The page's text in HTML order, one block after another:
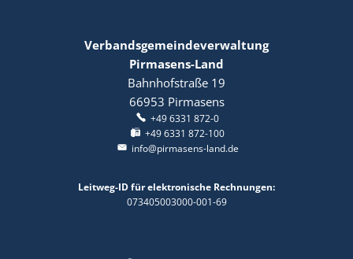
Verbandsgemeindeverwaltung
Pirmasens-Land
Bahnhofstraße 19
66953 Pirmasens
+49 6331 872-0
+49 6331 872-100
info@pirmasens-land.de
Leitweg-ID für elektronische Rechnungen:
073405003000-001-69